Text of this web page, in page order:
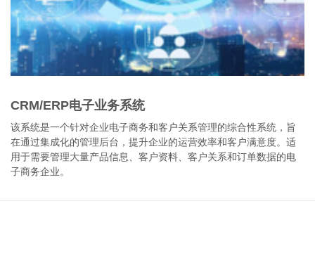
CRM/ERP电子业务系统
该系统是一个针对企业电子商务和客户关系管理的综合性系统，旨
在通过集成化的管理后台，提升企业的运营效率和客户满意度。适
用于需要管理大量产品信息、客户资料、客户关系和订单数据的电
子商务企业。